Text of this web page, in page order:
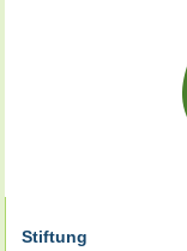
Stiftung